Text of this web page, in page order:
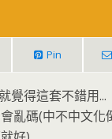
Pin
覺得這套不錯用...
亂碼(中不中文化